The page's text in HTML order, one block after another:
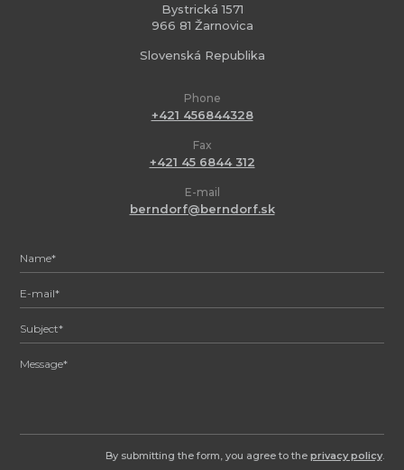
Bystrická 1571
966 81 Žarnovica
Slovenská Republika
Phone
+421 456844328
Fax
+421 45 6844 312
E-mail
berndorf@berndorf.sk
By submitting the form, you agree to the privacy policy.